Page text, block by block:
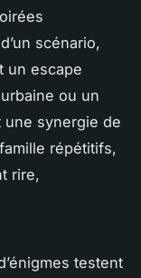
scénario,
un escape
ou un
synergie de
répétitifs,
rire,
testent